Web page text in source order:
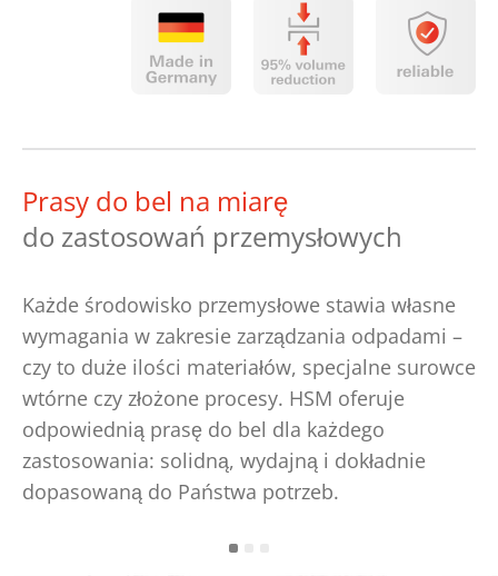
Prasy do bel na miarę
do zastosowań przemysłowych
Każde środowisko przemysłowe stawia własne
wymagania w zakresie zarządzania odpadami –
czy to duże ilości materiałów, specjalne surowce
wtórne czy złożone procesy. HSM oferuje
odpowiednią prasę do bel dla każdego
zastosowania: solidną, wydajną i dokładnie
dopasowaną do Państwa potrzeb.